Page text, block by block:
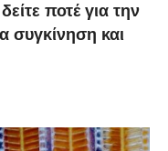
ποτέ για την
συγκίνηση και